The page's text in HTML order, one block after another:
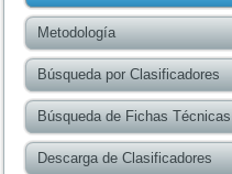
Metodología
Búsqueda por Clasificadores
Búsqueda de Fichas Técnicas
Descarga de Clasificadores